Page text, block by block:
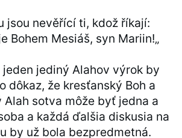
jsou nevěřící ti, kdož říkají:
Bohem Mesiáš, syn Mariin!„
jeden jediný Alahov výrok by
dôkaz, že kresťanský Boh a
Alah sotva môže byť jedna a
a každá ďalšia diskusia na
by už bola bezpredmetná.